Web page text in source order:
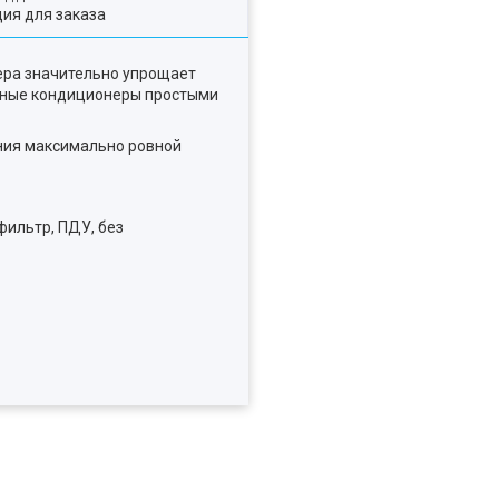
для заказа
значительно упрощает
кондиционеры простыми
максимально ровной
ПДУ, без